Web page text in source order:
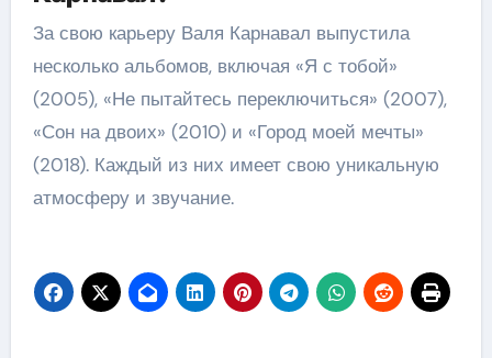
За свою карьеру Валя Карнавал выпустила
несколько альбомов, включая «Я с тобой»
(2005), «Не пытайтесь переключиться» (2007),
«Сон на двоих» (2010) и «Город моей мечты»
(2018). Каждый из них имеет свою уникальную
атмосферу и звучание.